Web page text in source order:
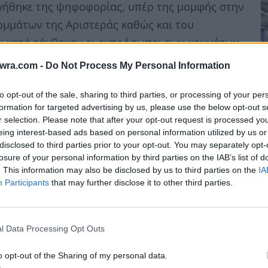
- Do Not Process My Personal Information
opt-out of the sale, sharing to third parties, or processing of your
for targeted advertising by us, please use the below opt-out
selection. Please note that after your opt-out request is processed
interest-based ads based on personal information utilized by us
to third parties prior to your opt-out. You may separately
of your personal information by third parties on the IAB’s list of
This information may also be disclosed by us to third parties on the
Participants that may further disclose it to other third parties.
Data Processing Opt Outs
opt-out of the Sharing of my personal data.
της ψηφοφορίας, υπέρ της μομφής στην
της Αριστεράς καθώς και του
κατά τάχθηκαν οι εκπρόσωποι των κομμάτων
που στηρίζει τον Εμάνουελ Μακρόν καθώς
9